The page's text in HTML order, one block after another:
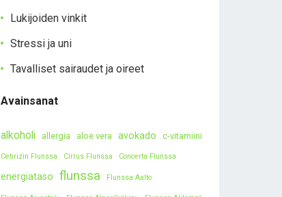
Lukijoiden vinkit
Stressi ja uni
Tavalliset sairaudet ja oireet
Avainsanat
alkoholi allergia aloe vera avokado c-vitamiini
Cetirizin Flunssa Cirrus Flunssa Concerta Flunssa
energiataso flunssa Flunssa Aalto